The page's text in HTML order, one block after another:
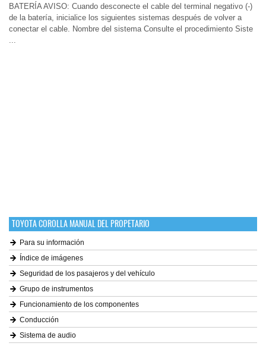
BATERÍA AVISO: Cuando desconecte el cable del terminal negativo (-)
de la batería, inicialice los siguientes sistemas después de volver a
conectar el cable. Nombre del sistema Consulte el procedimiento Siste
...
TOYOTA COROLLA MANUAL DEL PROPETARIO
Para su información
Índice de imágenes
Seguridad de los pasajeros y del vehículo
Grupo de instrumentos
Funcionamiento de los componentes
Conducción
Sistema de audio